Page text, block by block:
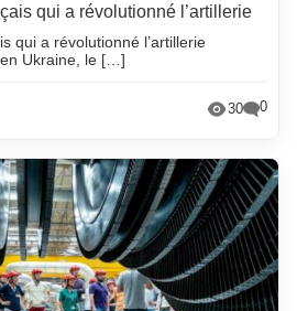
qui a révolutionné l’artillerie
qui a révolutionné l’artillerie
Ukraine, le […]
30 0